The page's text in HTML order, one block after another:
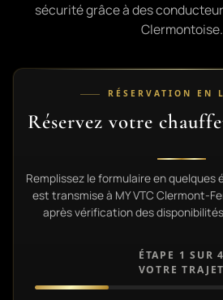
sécurité grâce à des
Clermontoise.
RÉSERVATION EN
Réservez votre
Remplissez le formulaire en quelques
est transmise à MY VTC Clermont-
après vérification des
ÉTAPE 1 SUR 4
VOTRE TRAJET